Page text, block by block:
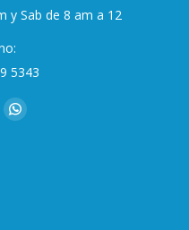
y Sab de 8 am a 12
5343
Whatsapp